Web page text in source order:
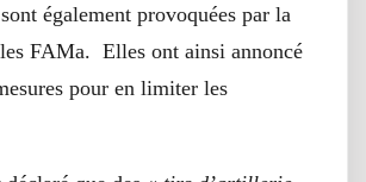
également provoquées par la
FAMa. Elles ont ainsi annoncé
pour en limiter les